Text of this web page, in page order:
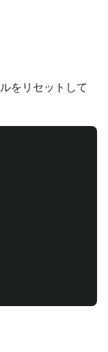
をリセットして